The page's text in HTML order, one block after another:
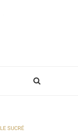
LE SUCRÉ